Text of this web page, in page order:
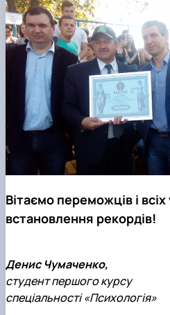
Вітаємо переможців і
встановлення рекордів!
Денис Чумаченко,
студент першого курсу
спеціальності «Психологія»